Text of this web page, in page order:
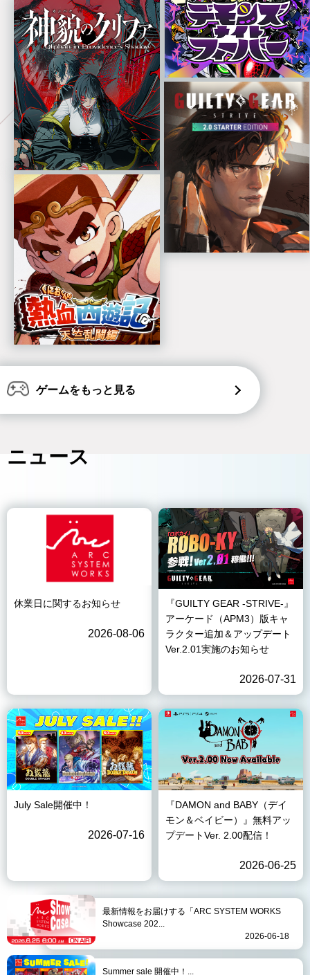
ゲームをもっと見る
ニュース
休業日に関するお知らせ
2026-08-06
『GUILTY GEAR -STRIVE-』
アーケード（APM3）版キャ
ラクター追加＆アップデート
Ver.2.01実施のお知らせ
2026-07-31
July Sale開催中！
2026-07-16
『DAMON and BABY（デイ
モン＆ベイビー）』無料アッ
プデートVer. 2.00配信！
2026-06-25
最新情報をお届けする「ARC SYSTEM WORKS
Showcase 202...
2026-06-18
Summer sale 開催中！...